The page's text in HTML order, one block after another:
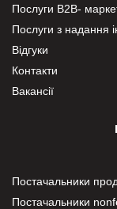
Послуги В2В-
Послуги з надання
Відгуки
Контакти
Вакансії
Постачальники
Постачальники